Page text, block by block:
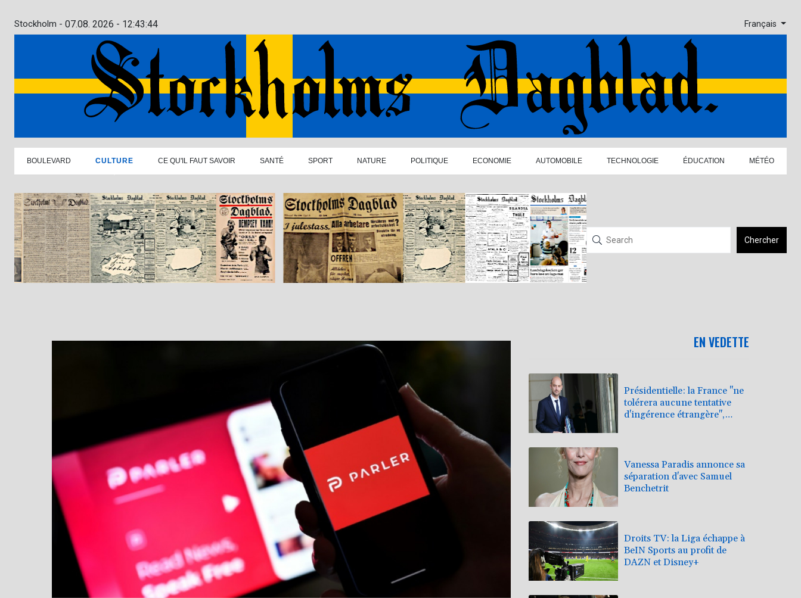
Stockholm - 07.08. 2026 - 12:43:45 Français
BOULEVARD CULTURE CE QU'IL FAUT SAVOIR SANTÉ SPORT NATURE POLITIQUE ECONOMIE AUTOMOBILE TECHNOLOGIE ÉDUCATION MÉTÉO
Chercher
EN VEDETTE
Présidentielle: la France "ne
tolérera aucune tentative
d'ingérence étrangère",
Vanessa Paradis annonce sa
séparation d'avec Samuel
Benchetrit
Droits TV: la Liga échappe à
BeIN Sports au profit de
DAZN et Disney+